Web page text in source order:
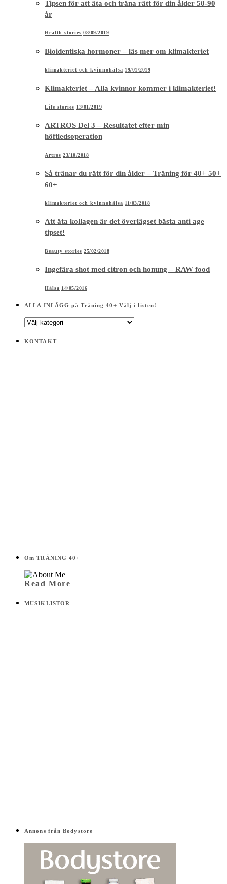
Tipsen för att äta och träna rätt för din ålder 50-90
år
Health stories 08/09/2019
Bioidentiska hormoner – läs mer om klimakteriet
klimakteriet och kvinnohälsa 19/01/2019
Klimakteriet – Alla kvinnor kommer i klimakteriet!
Life stories 13/01/2019
ARTROS Del 3 – Resultatet efter min
höftledsoperation
Artros 23/10/2018
Så tränar du rätt för din ålder – Träning för 40+ 50+
60+
klimakteriet och kvinnohälsa 11/03/2018
Att äta kollagen är det överlägset bästa anti age
tipset!
Beauty stories 25/02/2018
Ingefära shot med citron och honung – RAW food
Hälsa 14/05/2016
ALLA INLÄGG på Träning 40+ Välj i listen!
ALLA
på
KONTAKT
Om TRÄNING 40+
Read More
MUSIKLISTOR
Annons från Bodystore